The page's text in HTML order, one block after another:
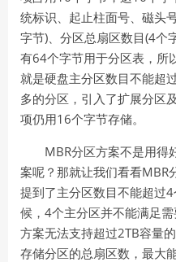
统标识、起止柱面号、磁头
字节) 、分区总扇区数目 (4个
有64个字节用于分区表，所
就是硬盘主分区数目不能超
多的分区，引入了扩展分区
项仍用16个字节存储。
MBR分区方案不是用得
案呢？那就让我们看看MBR
提到了主分区数目不能超过4
候， 4个主分区并不能满足
方案无法支持超过2TB容量
存储分区的总扇区数，最大